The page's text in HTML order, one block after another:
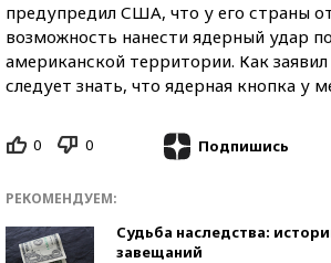
предупредил США, что у его страны
возможность нанести ядерный удар
американской территории. Как
следует знать, что ядерная кнопка у
0 0 Подпишись
РЕКОМЕНДУЕМ:
Судьба наследства:
завещаний